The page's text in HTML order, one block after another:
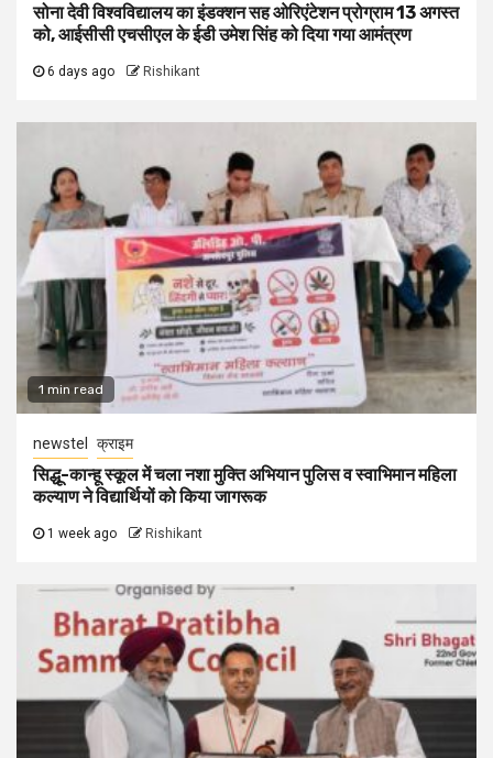
सोना देवी विश्वविद्यालय का इंडक्शन सह ओरिएंटेशन प्रोग्राम 13 अगस्त
को, आईसीसी एचसीएल के ईडी उमेश सिंह को दिया गया आमंत्रण
6 days ago Rishikant
1 min read
newstel क्राइम
सिद्धू-कान्हू स्कूल में चला नशा मुक्ति अभियान पुलिस व स्वाभिमान महिला
कल्याण ने विद्यार्थियों को किया जागरूक
1 week ago Rishikant